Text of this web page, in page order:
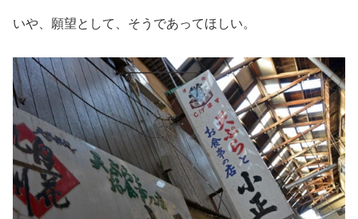
いや、願望として、そうであってほしい。